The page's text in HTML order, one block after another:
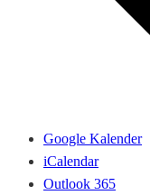
Google Kalender
iCalendar
Outlook 365